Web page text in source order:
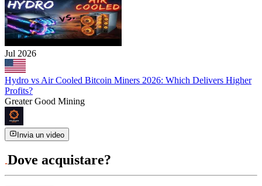
Jul 2026
Hydro vs Air Cooled Bitcoin Miners 2026: Which Delivers Higher
Profits?
Greater Good Mining
Invia un video
Dove acquistare?